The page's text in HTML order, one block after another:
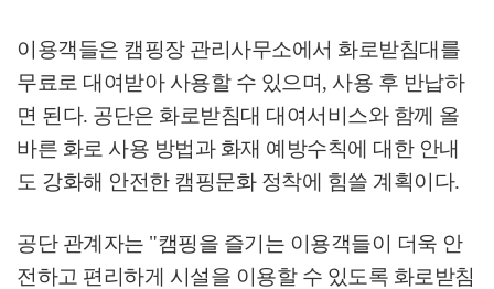
이용객들은 캠핑장 관리사무소에서 화로받침대를
무료로 대여받아 사용할 수 있으며, 사용 후 반납하
면 된다. 공단은 화로받침대 대여서비스와 함께 올
바른 화로 사용 방법과 화재 예방수칙에 대한 안내
도 강화해 안전한 캠핑문화 정착에 힘쓸 계획이다.
공단 관계자는 "캠핑을 즐기는 이용객들이 더욱 안
전하고 편리하게 시설을 이용할 수 있도록 화로받침